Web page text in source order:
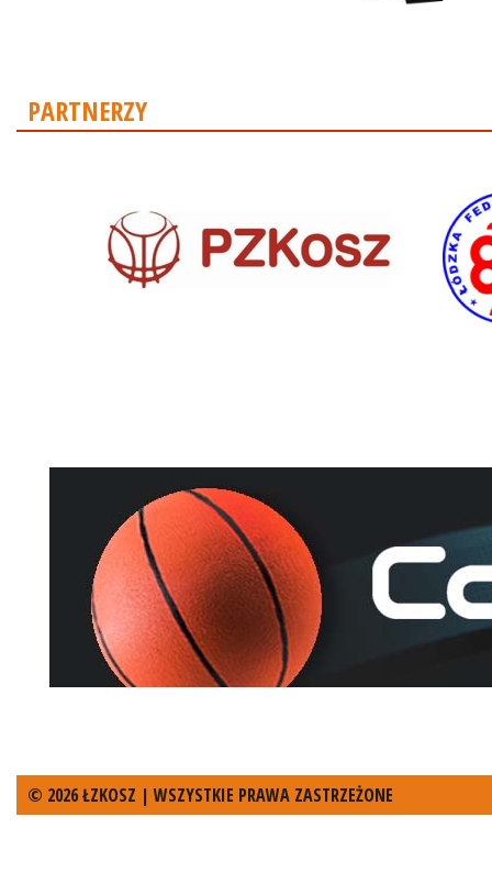
PARTNERZY
© 2026 ŁZKOSZ | WSZYSTKIE PRAWA ZASTRZEŻONE